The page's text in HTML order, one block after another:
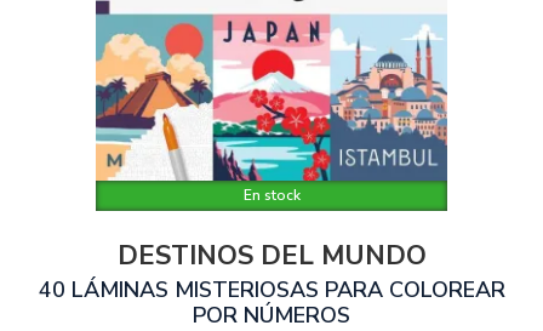
En stock
DESTINOS DEL MUNDO
40 LÁMINAS MISTERIOSAS PARA COLOREAR
POR NÚMEROS